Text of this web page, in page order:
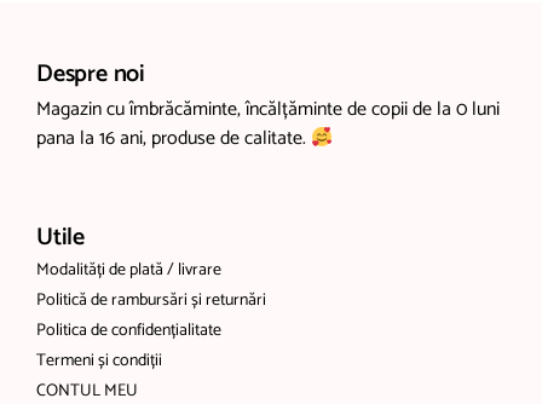
Despre noi
Magazin cu îmbrăcăminte, încălțăminte de copii de la 0 luni
pana la 16 ani, produse de calitate.
Utile
Modalități de plată / livrare
Politică de rambursări și returnări
Politica de confidențialitate
Termeni și condiții
CONTUL MEU